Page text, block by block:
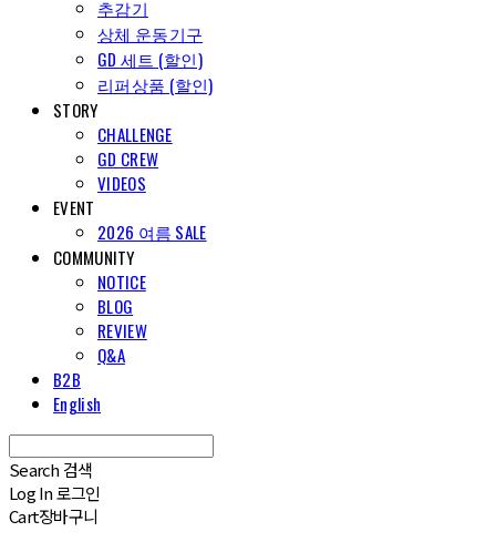
추감기
상체 운동기구
GD 세트 (할인)
리퍼상품 (할인)
STORY
CHALLENGE
GD CREW
VIDEOS
EVENT
2026 여름 SALE
COMMUNITY
NOTICE
BLOG
REVIEW
Q&A
B2B
English
Search 검색
Log In로그인
Cart장바구니